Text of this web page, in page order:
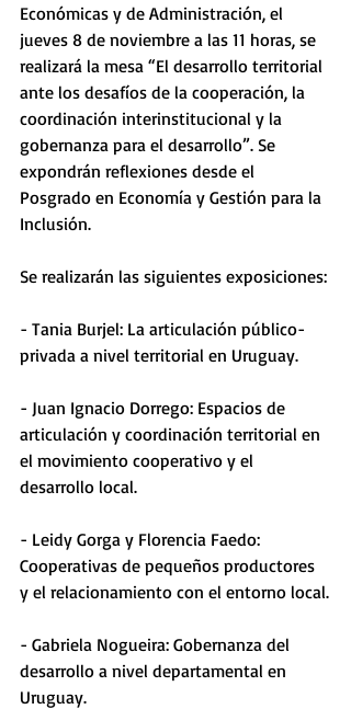
Económicas y de Administración, el
jueves 8 de noviembre a las 11 horas, se
realizará la mesa “El desarrollo territorial
ante los desafíos de la cooperación, la
coordinación interinstitucional y la
gobernanza para el desarrollo”. Se
expondrán reflexiones desde el
Posgrado en Economía y Gestión para la
Inclusión.
Se realizarán las siguientes exposiciones:
- Tania Burjel: La articulación público-
privada a nivel territorial en Uruguay.
- Juan Ignacio Dorrego: Espacios de
articulación y coordinación territorial en
el movimiento cooperativo y el
desarrollo local.
- Leidy Gorga y Florencia Faedo:
Cooperativas de pequeños productores
y el relacionamiento con el entorno local.
- Gabriela Nogueira: Gobernanza del
desarrollo a nivel departamental en
Uruguay.